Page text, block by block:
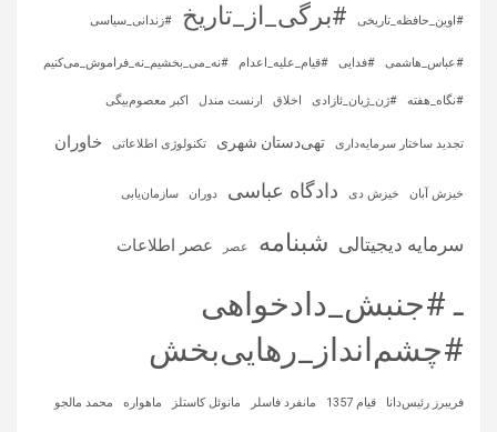
#اوین_حافظه_تاریخی #برگی_از_تاریخ #زندانی_سیاسی
#عباس_هاشمی #فدایی #قیام_علیه_اعدام #نه_می_بخشیم_نه_فراموش_می‌کنیم
#نگاه_هفته #ژن_ژیان_ئازادی اخلاق ارنست مندل اکبر معصوم‌بیگی
تجدید ساختار سرمایه‌داری تهی‌دستان شهری تکنولوژی اطلاعاتی خاوران
خیزش آبان خیزش دی دادگاه عباسی دوران سازمان‌یابی
سرمایه‌ دیجیتالی شبنامه عصر عصر اطلاعات
ـ #جنبش_دادخواهی
#چشم‌انداز_رهایی‌بخش
فریبرز رئیس‌دانا قیام 1357 مانفرد فاسلر مانوئل کاستلز ماهواره‌ محمد مالجو